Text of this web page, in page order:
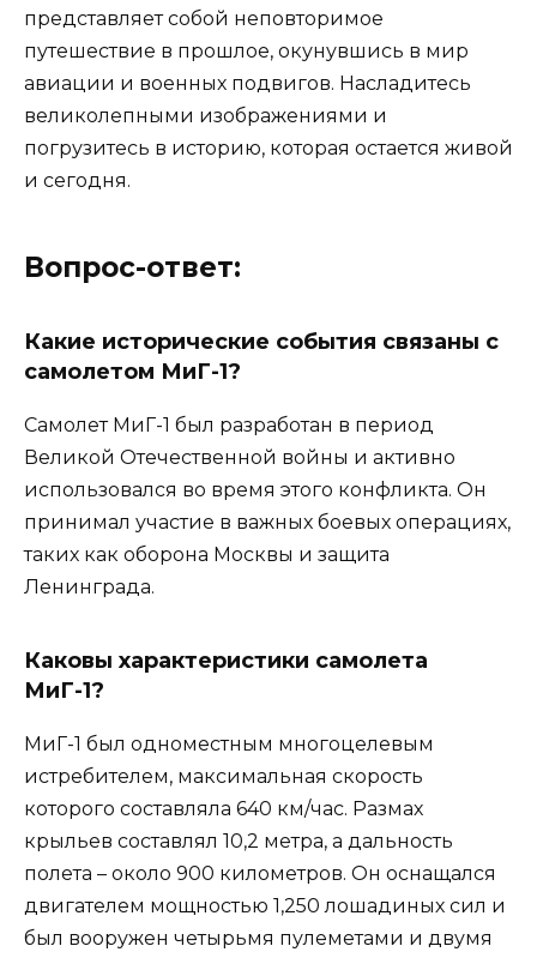
представляет собой неповторимое
путешествие в прошлое, окунувшись в мир
авиации и военных подвигов. Насладитесь
великолепными изображениями и
погрузитесь в историю, которая остается живой
и сегодня.
Вопрос-ответ:
Какие исторические события связаны с
самолетом МиГ-1?
Самолет МиГ-1 был разработан в период
Великой Отечественной войны и активно
использовался во время этого конфликта. Он
принимал участие в важных боевых операциях,
таких как оборона Москвы и защита
Ленинграда.
Каковы характеристики самолета
МиГ-1?
МиГ-1 был одноместным многоцелевым
истребителем, максимальная скорость
которого составляла 640 км/час. Размах
крыльев составлял 10,2 метра, а дальность
полета – около 900 километров. Он оснащался
двигателем мощностью 1,250 лошадиных сил и
был вооружен четырьмя пулеметами и двумя